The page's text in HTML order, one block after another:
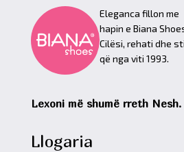
Eleganca fillon me
hapin e Biana
Cilësi, rehati dhe
që nga viti 1993.
Lexoni më shumë rreth Nesh.
Llogaria